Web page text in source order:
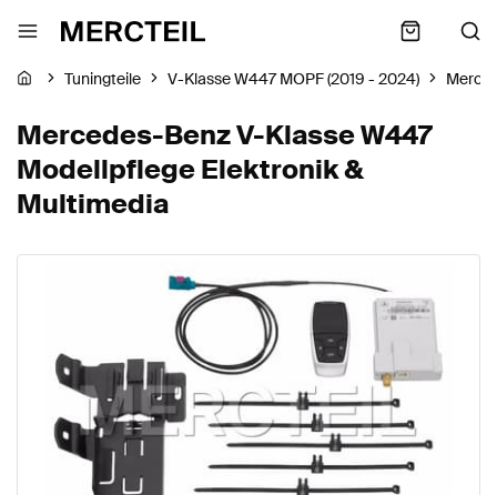
Tuningteile V-Klasse W447 MOPF (2019 - 2024)
Mercedes-Benz V-Klasse W447
Modellpflege Elektronik &
Multimedia